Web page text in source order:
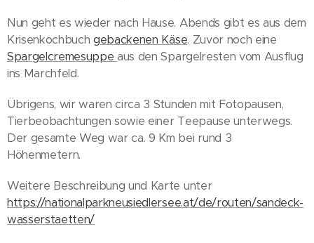
Nun geht es wieder nach Hause. Abends gibt es aus dem
Krisenkochbuchgebackenen Käse. Zuvor noch eine
Spargelcremesuppeaus den Spargelresten vom Ausflug
ins Marchfeld.
Übrigens, wir waren circa 3 Stunden mit Fotopausen,
Tierbeobachtungen sowie einer Teepause unterwegs.
Der gesamte Weg war ca. 9 Km bei rund 3
Höhenmetern.
Weitere Beschreibung und Karte unter
https://nationalparkneusiedlersee.at/de/routen/sandeck-
wasserstaetten/